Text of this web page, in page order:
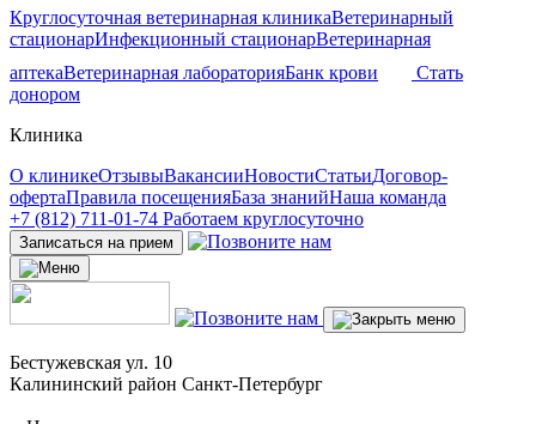
Круглосуточная ветеринарная клиникаВетеринарный
стационарИнфекционный стационарВетеринарная
аптекаВетеринарная лабораторияБанк крови
Стать
донором
Клиника
О клиникеОтзывыВакансииНовостиСтатьиДоговор-
офертаПравила посещенияБаза знанийНаша команда
+7 (812) 711-01-74 Работаем круглосуточно
Записаться на прием
Бестужевская ул. 10
Калининский район Санкт-Петербург